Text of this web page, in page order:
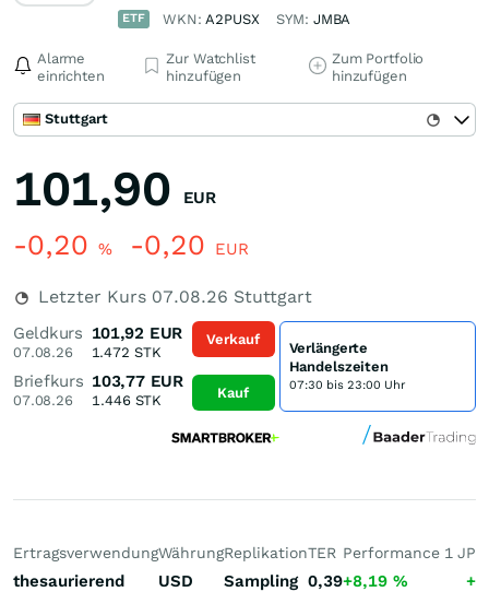
ETF WKN:A2PUSX SYM: JMBA
Alarme
einrichten
Zur Watchlist
hinzufügen
Zum Portfolio
hinzufügen
Stuttgart
101,90 EUR
-0,20 % -0,20 EUR
Letzter Kurs 07.08.26 Stuttgart
Geldkurs
07.08.26
101,92 EUR
1.472 STK
Briefkurs
07.08.26
103,77 EUR
1.446STK
Verkauf
Kauf
Verlängerte
Handelszeiten
07:30 bis 23:00 Uhr
Ertragsverwendung
thesaurierend
Währung
USD
Replikation
Sampling
TER
0,39
Performance 1 J
+8,19 %